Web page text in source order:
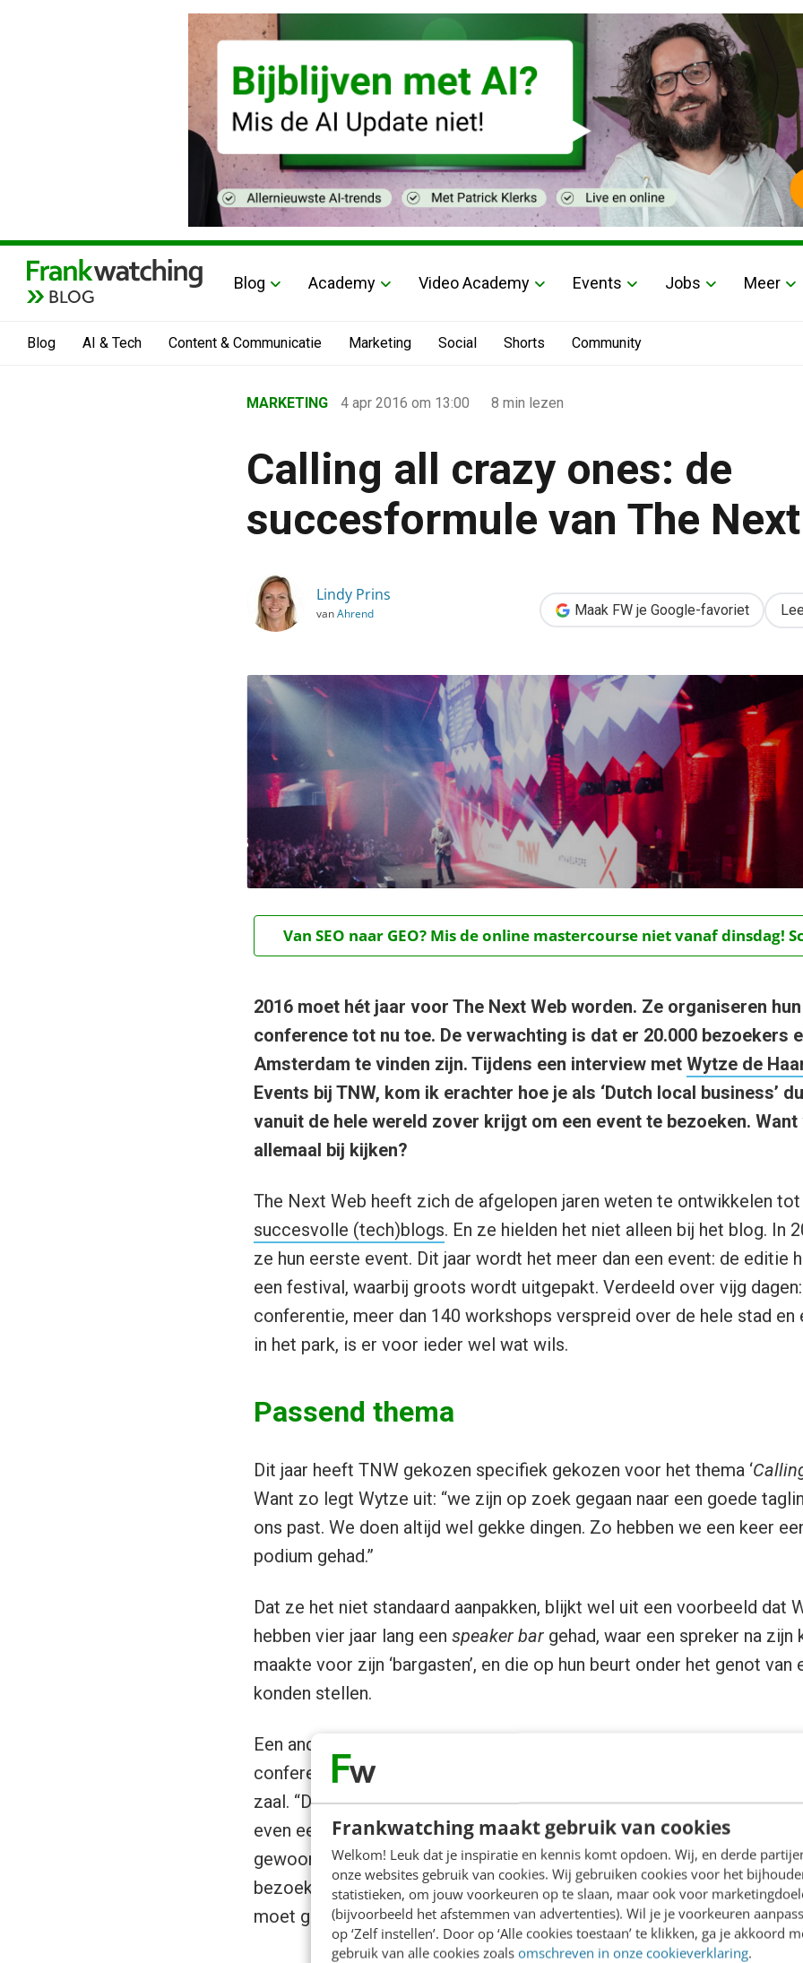
Frankwatching maakt gebruik van cookies
Welkom! Leuk dat je inspiratie en kennis komt opdoen. Wij, en derde
onze websites gebruik van cookies. Wij gebruiken cookies voor het
statistieken, om jouw voorkeuren op te slaan, maar ook voor
(bijvoorbeeld het afstemmen van advertenties). Wil je je voorkeuren
op ‘Zelf instellen’. Door op ‘Alle cookies toestaan’ te klikken, ga je akkoord
gebruik van alle cookies zoals omschreven in onze cookieverklaring.
BLOG
Blog Academy Video Academy Events Jobs Meer
Blog AI & Tech Content & Communicatie Marketing Social Shorts Community
›
›
›
MARKETING 4 apr 2016 om 13:00 8 min lezen
Calling all crazy ones: de
succesformule van The
Lindy Prins
vanAhrend Maak FW je Google-favoriet
Van SEO naar GEO? Mis de online mastercourse niet vanaf dinsdag!
2016 moet hét jaar voor The Next Web worden. Ze organiseren
conference tot nu toe. De verwachting is dat er 20.000 bezoekers
Amsterdam te vinden zijn. Tijdens een interview met Wytze de
Events bij TNW, kom ik erachter hoe je als ‘Dutch local business’
vanuit de hele wereld zover krijgt om een event te bezoeken.
allemaal bij kijken?
The Next Web heeft zich de afgelopen jaren weten te ontwikkelen tot
succesvolle (tech)blogs. En ze hielden het niet alleen bij het blog. In
ze hun eerste event. Dit jaar wordt het meer dan een event: de editie
een festival, waarbij groots wordt uitgepakt. Verdeeld over vijg
conferentie, meer dan 140 workshops verspreid over de hele stad en
in het park, is er voor ieder wel wat wils.
Passend thema
Dit jaar heeft TNW gekozen specifiek gekozen voor het thema ‘
Want zo legt Wytze uit: “we zijn op zoek gegaan naar een goede
ons past. We doen altijd wel gekke dingen. Zo hebben we een keer
podium gehad.”
Dat ze het niet standaard aanpakken, blijkt wel uit een voorbeeld dat
hebben vier jaar lang een speaker bargehad, waar een spreker na
maakte voor zijn ‘bargasten’, en die op hun beurt onder het genot van
konden stellen.
Een ander mooi voorbeeld dat ik geschetst krijg is dat
conferentie rond een uur of vier ‘s middags een paar biertjes halen
zaal. “Dan zie je bezoekers echt kijken: “wow, de oprichter van The
even een biertje geven!”. Daar is niet over nagedacht, vertelt Wytze
gewoon. “Ze willen gewoon dat iedereen het naar z’n zin heeft, van
bezoeker.” Ze nemen zichzelf als organisator dus niet al te serieus,
moet gewoon kunnen. Het thema van dit jaar is ze dan ook op het lijf